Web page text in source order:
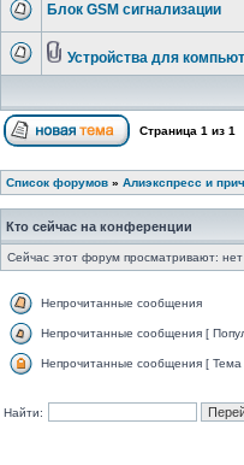
Блок GSM сигнализации
Устройства для
Страница 1 из 1
Список форумов » Алиэкспресс и
Кто сейчас на конференции
Сейчас этот форум просматривают:
Непрочитанные сообщения
Непрочитанные сообщения [
Непрочитанные сообщения [ Тема
Найти: